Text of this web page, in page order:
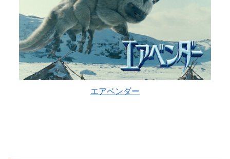
エアベンダー